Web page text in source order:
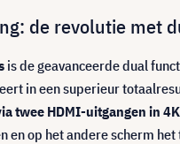
de revolutie met
is de geavanceerde dual
in een superieur
twee HDMI-uitgangen in
op het andere scherm